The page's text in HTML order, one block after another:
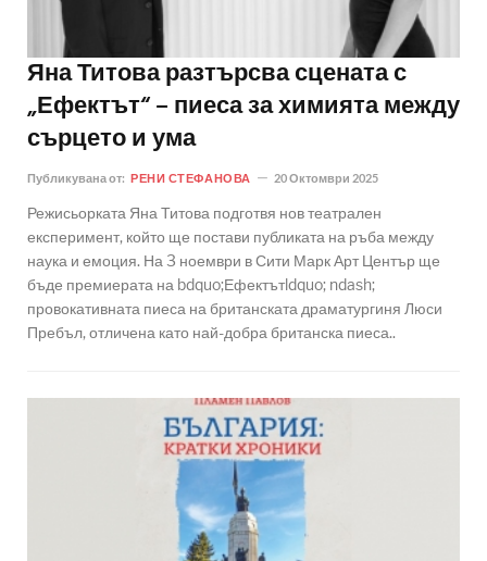
Яна Титова разтърсва сцената с
„Ефектът“ – пиеса за химията между
сърцето и ума
Публикувана от: РЕНИ СТЕФАНОВА 20 Октомври 2025
Режисьорката Яна Титова подготвя нов театрален
експеримент, който ще постави публиката на ръба между
наука и емоция. На 3 ноември в Сити Марк Арт Център ще
бъде премиерата на bdquo;Ефектътldquo; ndash;
провокативната пиеса на британската драматургиня Люси
Пребъл, отличена като най-добра британска пиеса..